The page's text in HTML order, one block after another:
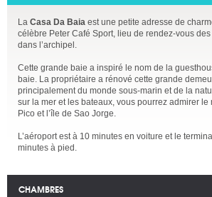
La Casa Da Baia est une petite adresse de
célèbre Peter Café Sport, lieu de rendez-vous
dans l’archipel.
Cette grande baie a inspiré le nom de la
baie. La propriétaire a rénové cette grande
principalement du monde sous-marin et de la
sur la mer et les bateaux, vous pourrez admirer
Pico et l’île de Sao Jorge.
L’aéroport est à 10 minutes en voiture et le
minutes à pied.
CHAMBRES